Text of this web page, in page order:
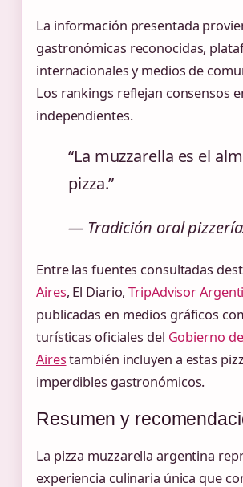
La información presentada
gastronómicas reconocidas,
internacionales y medios de
Los rankings reflejan consensos
independientes.
“La muzzarella es el
pizza.”
— Tradición oral
Entre las fuentes consultadas
Aires, El Diario,TripAdvisor
publicadas en medios gráficos
turísticas oficiales del Gobierno
Airestambién incluyen a estas
imperdibles gastronómicos.
Resumen y
La pizza muzzarella argentina
experiencia culinaria única que